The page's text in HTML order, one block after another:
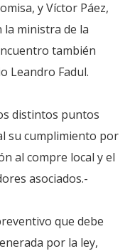
y Víctor Páez,
ministra de la
también
Leandro Fadul.
distintos puntos
su cumplimiento por
al compre local y el
asociados.-
que debe
por la ley,